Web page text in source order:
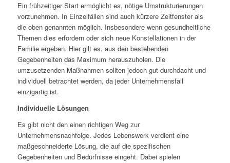
Ein frühzeitiger Start ermöglicht es, nötige Umstrukturierungen
vorzunehmen. In Einzelfällen sind auch kürzere Zeitfenster als
die oben genannten möglich. Insbesondere wenn gesundheitliche
Themen dies erfordern oder sich neue Konstellationen in der
Familie ergeben. Hier gilt es, aus den bestehenden
Gegebenheiten das Maximum herauszuholen. Die
umzusetzenden Maßnahmen sollten jedoch gut durchdacht und
individuell betrachtet werden, da jeder Unternehmensfall
einzigartig ist.
Individuelle Lösungen
Es gibt nicht den einen richtigen Weg zur
Unternehmensnachfolge. Jedes Lebenswerk verdient eine
maßgeschneiderte Lösung, die auf die spezifischen
Gegebenheiten und Bedürfnisse eingeht. Dabei spielen